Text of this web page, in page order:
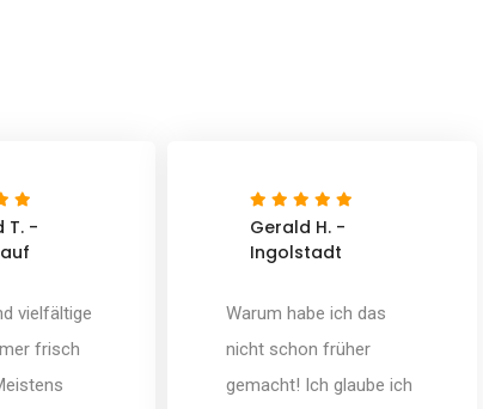
T. -
vielfältige
frisch
Gerald H. -
Ingolstadt
Warum habe ich das
nicht schon früher
gemacht! Ich glaube ich